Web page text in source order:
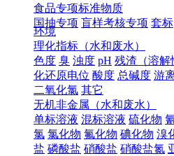
食品专项标准物质
国抽专项 盲样考核专项 套标
环境
理化指标（水和废水）
色度 臭 浊度 pH 残渣（溶解
化还原电位 酸度 总碱度 游
二氧化氯 其它
无机非金属（水和废水）
单标溶液 混标溶液 硫化物
氯 氯化物 氟化物 碘化物 溴
盐 磷酸盐 硝酸盐 硝酸盐氮